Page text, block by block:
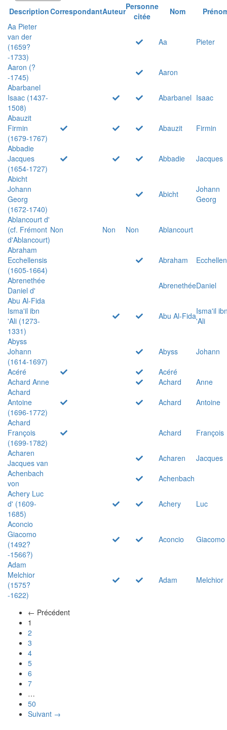
DescriptionCorrespondantAuteurPersonne
citée
Nom
Aa Pieter
van der
(1659?
-1733)
Aa Pieter
Aaron (?
-1745)
Aaron
Abarbanel
Isaac (1437-
1508)
Abarbanel Isaac
Abauzit
Firmin
(1679-1767)
Abauzit
Firmin
Abbadie
Jacques
(1654-1727)
Abbadie
Jacques
Abicht
Johann
Georg
(1672-1740)
Abicht
Johann
Georg
Ablancourt d'
(cf. Frémont
d'Ablancourt)
Non Non Non
Ablancourt
Abraham
Ecchellensis
(1605-1664)
Abraham
Abrenethée
Daniel d'
AbrenethéeDaniel
Abu Al-Fida
Isma'il ibn
'Ali (1273-
1331)
Abu Al-FidaIsma'il
'Ali
Abyss
Johann
(1614-1697)
Abyss
Johann
Acéré
Acéré
Achard Anne
Achard
Anne
Achard
Antoine
(1696-1772)
Achard
Antoine
Achard
François
(1699-1782)
Achard
François
Acharen
Jacques van
Acharen
Jacques
Achenbach
von
Achenbach
Achery Luc
d' (1609-
1685)
Achery
Luc
Aconcio
Giacomo
(1492?
-1566?)
Aconcio Giacomo
Adam
Melchior
(1575?
-1622)
Adam Melchior
← Précédent
1
2
3
4
5
6
7
…
50
Suivant →